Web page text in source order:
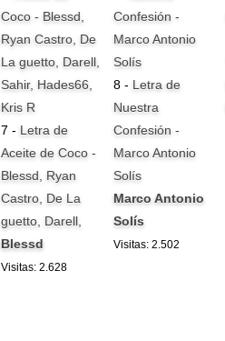
7 - Letra de
Aceite de Coco -
Blessd, Ryan
Castro, De La
guetto, Darell,
Blessd
Visitas: 2.628
8 - Letra de
Nuestra
Confesión -
Marco Antonio
Solís
Marco Antonio
Solís
Visitas: 2.502